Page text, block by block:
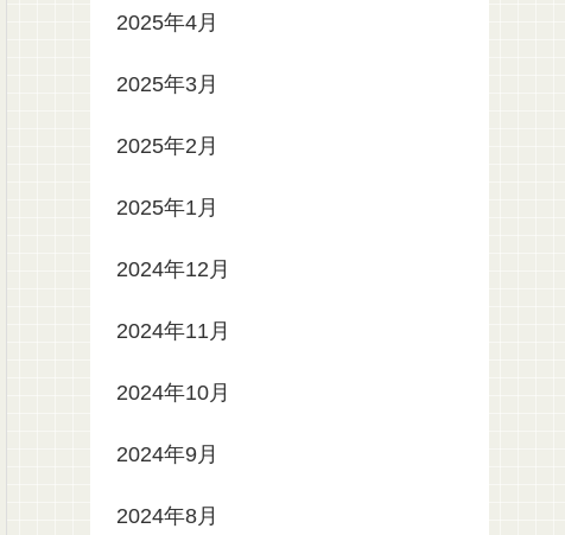
2025年4月
2025年3月
2025年2月
2025年1月
2024年12月
2024年11月
2024年10月
2024年9月
2024年8月